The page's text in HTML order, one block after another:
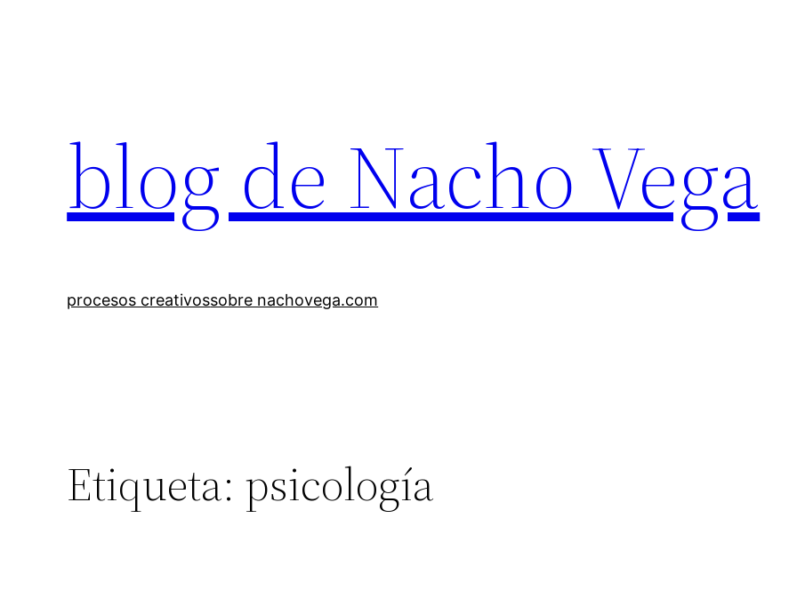
blog de Nacho Vega
procesos creativossobre nachovega.com
Etiqueta: psicología